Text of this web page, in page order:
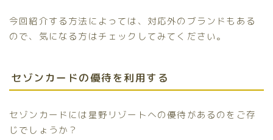
今回紹介する方法によっては、対応外のブランドもある
ので、気になる方はチェックしてみてください。
セゾンカードの優待を利用する
セゾンカードには星野リゾートへの優待があるのをご存
じでしょうか？